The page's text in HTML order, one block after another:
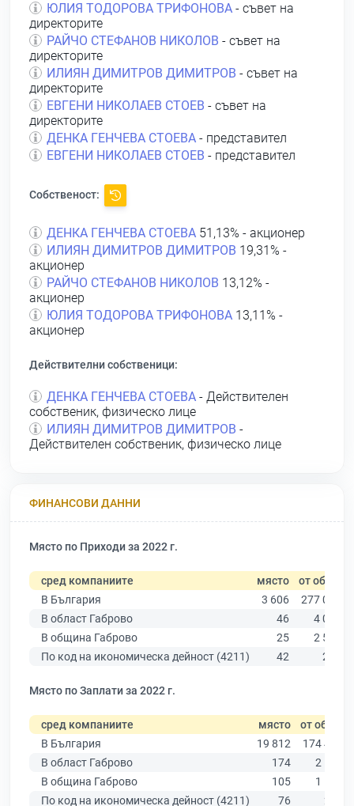
ЮЛИЯ ТОДОРОВА ТРИФОНОВА - съвет на
директорите
РАЙЧО СТЕФАНОВ НИКОЛОВ - съвет на
директорите
ИЛИЯН ДИМИТРОВ ДИМИТРОВ - съвет на
директорите
ЕВГЕНИ НИКОЛАЕВ СТОЕВ - съвет на
директорите
ДЕНКА ГЕНЧЕВА СТОЕВА - представител
ЕВГЕНИ НИКОЛАЕВ СТОЕВ - представител
Собственост:
ДЕНКА ГЕНЧЕВА СТОЕВА 51,13% - акционер
ИЛИЯН ДИМИТРОВ ДИМИТРОВ 19,31% -
акционер
РАЙЧО СТЕФАНОВ НИКОЛОВ 13,12% -
акционер
ЮЛИЯ ТОДОРОВА ТРИФОНОВА 13,11% -
акционер
Действителни собственици:
ДЕНКА ГЕНЧЕВА СТОЕВА - Действителен
собственик, физическо лице
ИЛИЯН ДИМИТРОВ ДИМИТРОВ -
Действителен собственик, физическо лице
ФИНАНСОВИ ДАННИ
Място по Приходи за 2022 г.
сред компаниите място от общо
В България
3 606
277 019
В област Габрово
46
4 019
В община Габрово
25
2 540
По код на икономическа дейност (4211)
42 276
Място по Заплати за 2022 г.
сред компаниите място от общо
В България
19 812
174 403
В област Габрово
174
2 514
В община Габрово
105
1 572
По код на икономическа дейност (4211)
76 250